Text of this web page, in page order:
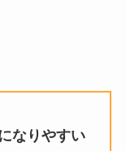
なりやすい